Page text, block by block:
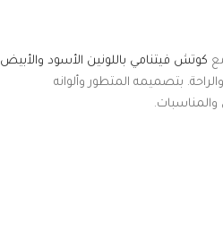
كوتش فيتنامي باللونين الأسود والأبيض
بتصميمه المتطور وألوانه
والمناسبات.